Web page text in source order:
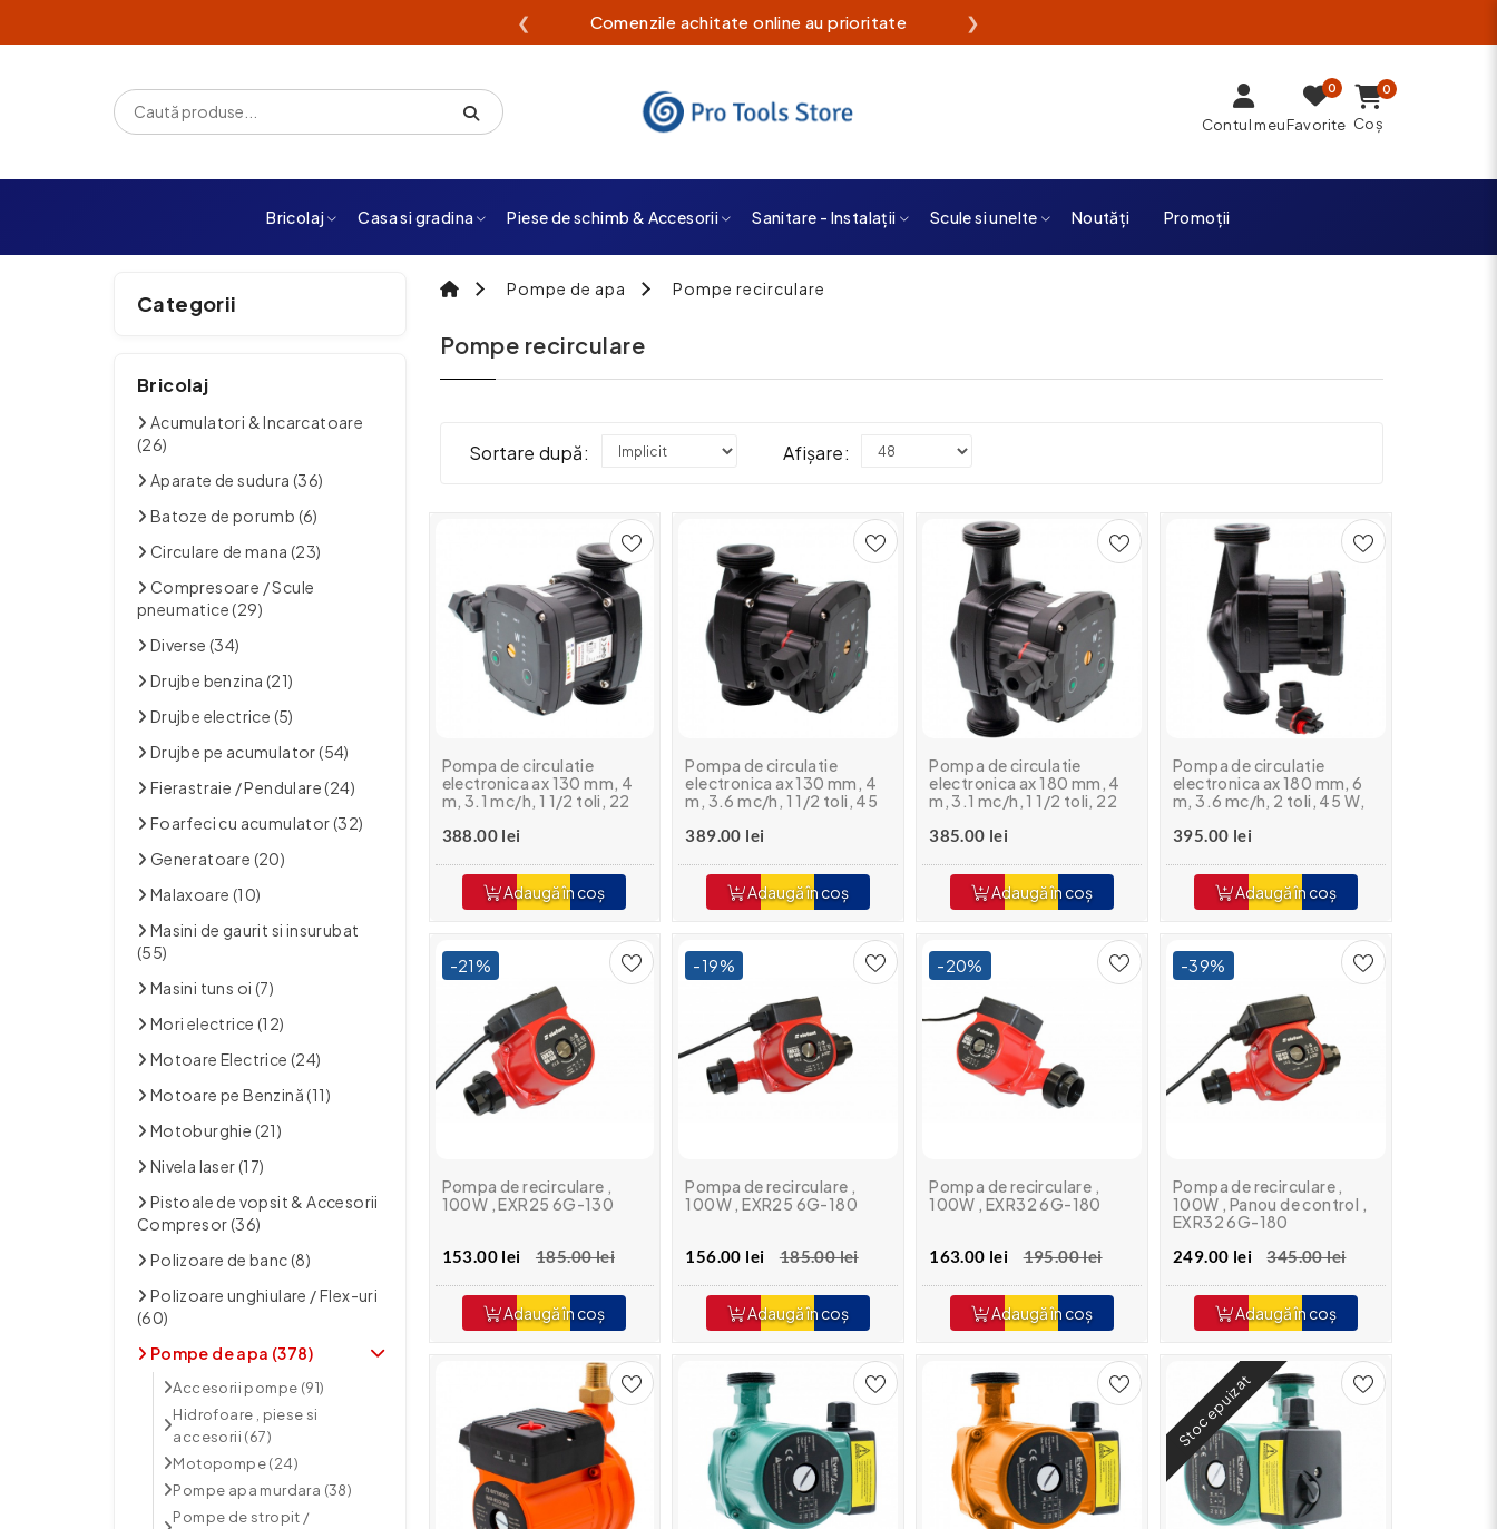
❮ Livrare rapidă din stoc propriu ❯
Contul meuFavorite
0
Coș
0
Bricolaj Casa si gradina Piese de schimb & Accesorii Sanitare - Instalații Scule si unelte Noutăți Promoții
Categorii
Bricolaj
Acumulatori & Incarcatoare
(26)
Aparate de sudura (36)
Batoze de porumb (6)
Circulare de mana (23)
Compresoare / Scule
pneumatice (29)
Diverse (34)
Drujbe benzina (21)
Drujbe electrice (5)
Drujbe pe acumulator (54)
Fierastraie / Pendulare (24)
Foarfeci cu acumulator (32)
Generatoare (20)
Malaxoare (10)
Masini de gaurit si insurubat
(55)
Masini tuns oi (7)
Mori electrice (12)
Motoare Electrice (24)
Motoare pe Benzină (11)
Motoburghie (21)
Nivela laser (17)
Pistoale de vopsit & Accesorii
Compresor (36)
Polizoare de banc (8)
Polizoare unghiulare / Flex-uri
(60)
Pompe de apa (378)
Accesorii pompe (91)
Hidrofoare , piese si
accesorii (67)
Motopompe (24)
Pompe apa murdara (38)
Pompe de stropit /
Pompe de apa Pompe recirculare
Pompe recirculare
Sortare după: Afișare:
Pompa de circulatie
electronica ax 130 mm, 4
m, 3.1 mc/h, 1 1/2 toli, 22
388.00 lei
Adaugă în coș
Pompa de circulatie
electronica ax 130 mm, 4
m, 3.6 mc/h, 1 1/2 toli, 45
389.00 lei
Adaugă în coș
Pompa de circulatie
electronica ax 180 mm, 4
m, 3.1 mc/h, 1 1/2 toli, 22
385.00 lei
Adaugă în coș
Pompa de circulatie
electronica ax 180 mm, 6
m, 3.6 mc/h, 2 toli, 45 W,
395.00 lei
Adaugă în coș
-21%
Pompa de recirculare ,
100W , EXR25 6G-130
153.00 lei 185.00 lei
Adaugă în coș
-19%
Pompa de recirculare ,
100W , EXR25 6G-180
156.00 lei 185.00 lei
Adaugă în coș
-20%
Pompa de recirculare ,
100W , EXR32 6G-180
163.00 lei 195.00 lei
Adaugă în coș
-39%
Pompa de recirculare ,
100W , Panou de control ,
EXR32 6G-180
249.00 lei
345.00 lei
Adaugă în coș
Stoc epuizat